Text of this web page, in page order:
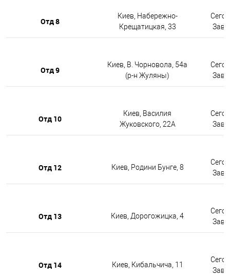
Отд 8
Киев, Набережно-
Крещатицкая, 33
Отд 9
Киев, В. Чорновола, 54а
(р-н Жуляны)
Отд 10
Киев, Василия
Жуковского, 22А
Отд 12 Киев, Родини Бунге, 8
Отд 13 Киев, Дорогожицка, 4
Отд 14 Киев, Кибальчича, 11